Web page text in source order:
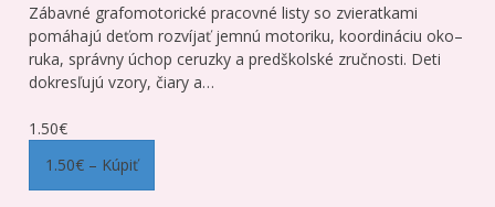
Zábavné grafomotorické pracovné listy so zvieratkami
pomáhajú deťom rozvíjať jemnú motoriku, koordináciu oko–
ruka, správny úchop ceruzky a predškolské zručnosti. Deti
dokresľujú vzory, čiary a…
1.50€
1.50€ – Kúpiť